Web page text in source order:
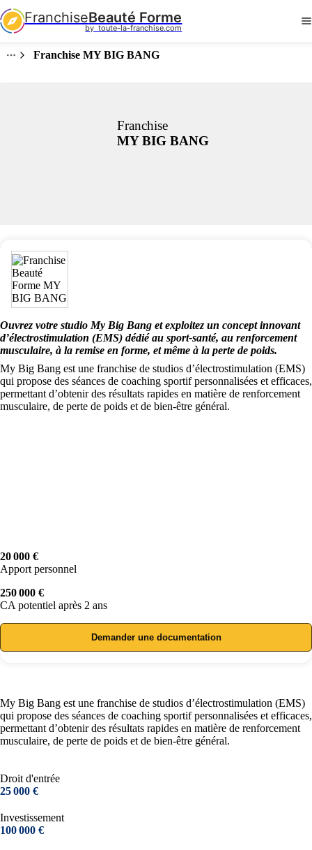
FranchiseBeauté Forme
by  toute-la-franchise.com
Franchise MY BIG BANG
Franchise
MY BIG BANG
Ouvrez votre studio My Big Bang et exploitez un concept innovant
d’électrostimulation (EMS) dédié au sport-santé, au renforcement
musculaire, à la remise en forme, et même à la perte de poids.
My Big Bang est une franchise de studios d’électrostimulation (EMS)
qui propose des séances de coaching sportif personnalisées et efficaces,
permettant d’obtenir des résultats rapides en matière de renforcement
musculaire, de perte de poids et de bien-être général.
20 000 €
Apport personnel
250 000 €
CA potentiel après 2 ans
Demander une documentation
My Big Bang est une franchise de studios d’électrostimulation (EMS)
qui propose des séances de coaching sportif personnalisées et efficaces,
permettant d’obtenir des résultats rapides en matière de renforcement
musculaire, de perte de poids et de bien-être général.
Droit d'entrée
25 000 €
Investissement
100 000 €